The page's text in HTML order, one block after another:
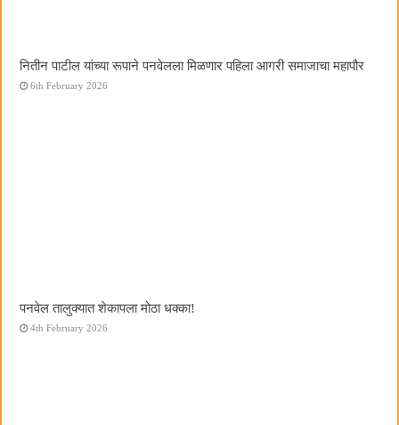
नितीन पाटील यांच्या रूपाने पनवेलला मिळणार पहिला आगरी समाजाचा महापौर
6th February 2026
पनवेल तालुक्यात शेकापला मोठा धक्का!
4th February 2026